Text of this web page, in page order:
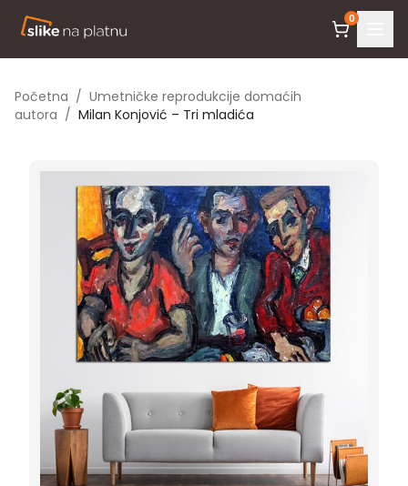
0
Početna / Umetničke reprodukcije domaćih
autora / Milan Konjović – Tri mladića